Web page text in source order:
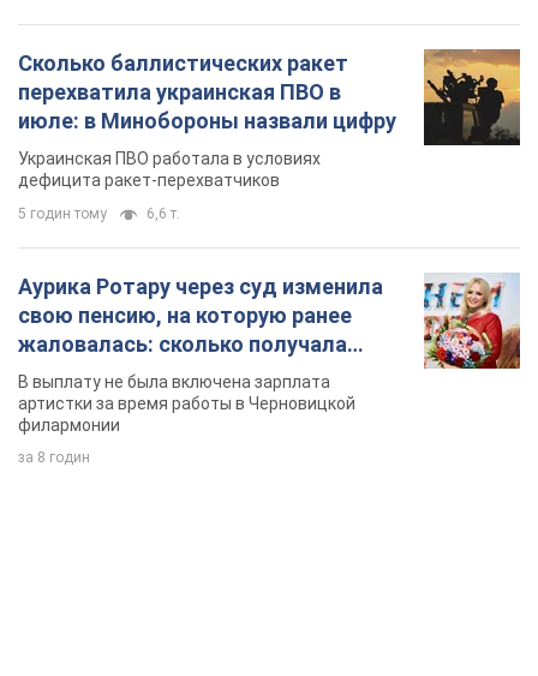
Сколько баллистических ракет
перехватила украинская ПВО в
июле: в Минобороны назвали цифру
Украинская ПВО работала в условиях
дефицита ракет-перехватчиков
5 годин тому 6,6 т.
Аурика Ротару через суд изменила
свою пенсию, на которую ранее
жаловалась: сколько получала
певица
В выплату не была включена зарплата
артистки за время работы в Черновицкой
филармонии
за 8 годин